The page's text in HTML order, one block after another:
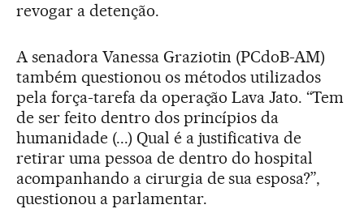
revogar a detenção.
A senadora Vanessa Graziotin (PCdoB-AM)
também questionou os métodos utilizados
pela força-tarefa da operação Lava Jato. “Tem
de ser feito dentro dos princípios da
humanidade (...) Qual é a justificativa de
retirar uma pessoa de dentro do hospital
acompanhando a cirurgia de sua esposa?”,
questionou a parlamentar.